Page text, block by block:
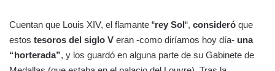
Cuentan que Louis XIV, el flamante “rey Sol“, consideró que
estos tesoros del siglo V eran -como diríamos hoy día- una
“horterada”, y los guardó en alguna parte de su Gabinete de